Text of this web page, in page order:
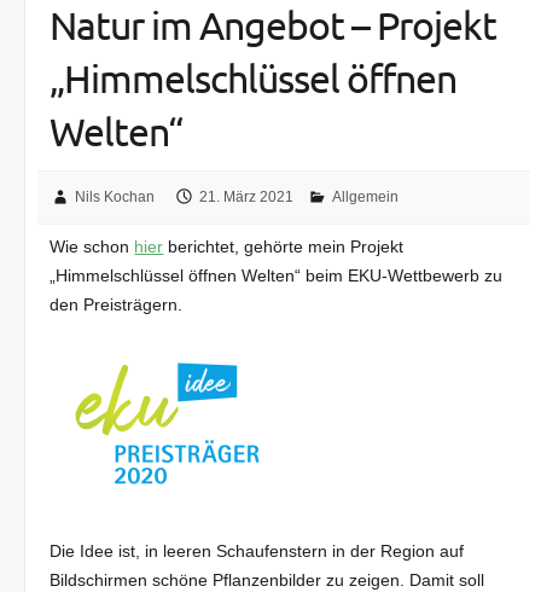
Natur im Angebot – Projekt
„Himmelschlüssel öffnen
Welten“
Nils Kochan 21. März 2021 Allgemein
Wie schon hier berichtet, gehörte mein Projekt
„Himmelschlüssel öffnen Welten“ beim EKU-Wettbewerb zu
den Preisträgern.
Die Idee ist, in leeren Schaufenstern in der Region auf
Bildschirmen schöne Pflanzenbilder zu zeigen. Damit soll